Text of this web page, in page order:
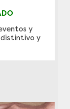
y
distintivo y